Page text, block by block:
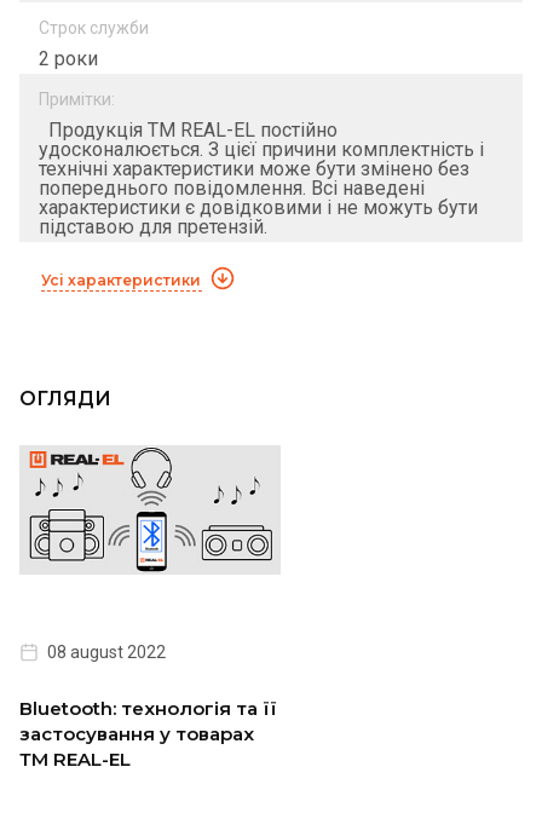
Строк служби
2 роки
Примітки:
Продукція ТМ REAL-EL постійно
удосконалюється. З цієї причини комплектність і
технічні характеристики може бути змінено без
попереднього повідомлення. Всі наведені
характеристики є довідковими і не можуть бути
підставою для претензій.
Усі характеристики
ОГЛЯДИ
08 august 2022
Bluetooth: технологія та її
застосування у товарах
ТМ REAL-EL